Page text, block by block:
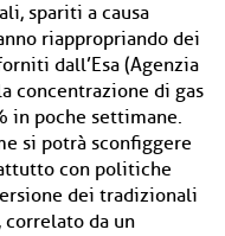
spariti a causa
riappropriando dei
dall’Esa (Agenzia
concentrazione di gas
in poche settimane.
si potrà sconfiggere
con politiche
dei tradizionali
da un